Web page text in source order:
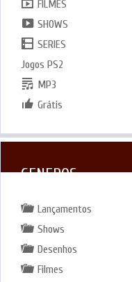
FILMES
SHOWS
SERIES
Jogos PS2
MP3
Grátis
GENEROS
Lançamentos
Shows
Desenhos
Filmes